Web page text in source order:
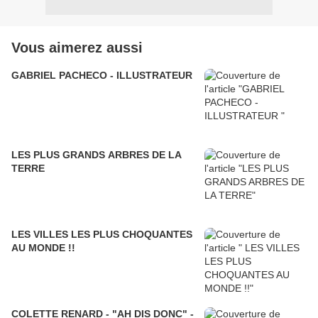
Vous aimerez aussi
GABRIEL PACHECO - ILLUSTRATEUR
LES PLUS GRANDS ARBRES DE LA
TERRE
LES VILLES LES PLUS CHOQUANTES
AU MONDE !!
COLETTE RENARD - "AH DIS DONC" -